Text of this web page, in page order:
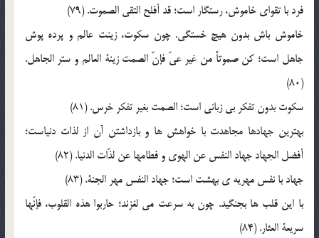
فرد با تقواي خاموش، رستگار است؛ قد أفلح التقي الصموت. (79)
خاموش باش بدون هيچ خستگي. چون سکوت، زينت عالم و پرده پوش
جاهل است؛ کن صموتاً من غير عيّ فإنّ الصمت زينة العالم و ستر الجاهل.
(80)
سکوت بدون تفکر بي زباني است؛ الصمت بغير تفکر خرس. (81)
بهترين جهادها مجاهدت با خواهش ها و بازداشتن آن از لذات دنياست؛
أفضل الجهاد جهاد النفس عن الهوي و فطامها عن لذّات الدنيا. (82)
جهاد با نفس مهريه ي بهشت است؛ جهاد النفس مهر الجنة. (83)
با اين قلب ها بجنگيد. چون به سرعت مي لغزند؛ حاربوا هذه القلوب، فإنّها
سريعة العثار. (84)